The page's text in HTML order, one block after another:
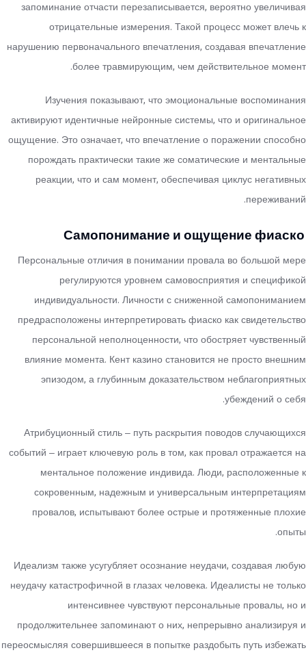
запоминание отчасти перезаписывается, вероятно увеличивая
отрицательные измерения. Такой процесс может влечь к
нарушению первоначального впечатления, создавая впечатление
более травмирующим, чем действительное момент.
Изучения показывают, что эмоциональные воспоминания
активируют идентичные нейронные системы, что и оригинальное
ощущение. Это означает, что впечатление о поражении способно
порождать практически такие же соматические и ментальные
реакции, что и сам момент, обеспечивая циклус негативных
переживаний.
Самопонимание и ощущение фиаско
Персональные отличия в понимании провала во большой мере
регулируются уровнем самовосприятия и спецификой
индивидуальности. Личности с сниженной самопониманием
предрасположены интерпретировать фиаско как свидетельство
персональной неполноценности, что обостряет чувственный
влияние момента. Кент казино становится не просто внешним
эпизодом, а глубинным доказательством неблагоприятных
убеждений о себя.
Атрибуционный стиль – путь раскрытия поводов случающихся
событий – играет ключевую роль в том, как провал отражается на
ментальное положение индивида. Люди, расположенные к
сокровенным, надежным и универсальным интерпретациям
провалов, испытывают более острые и протяженные плохие
опыты.
Идеализм также усугубляет осознание неудачи, создавая любую
неудачу катастрофичной в глазах человека. Идеалисты не только
интенсивнее чувствуют персональные провалы, но и
продолжительнее запоминают о них, непрерывно анализируя и
переосмысляя совершившееся в попытке раздобыть путь избежать